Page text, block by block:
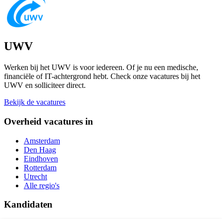
UWV
Werken bij het UWV is voor iedereen. Of je nu een medische,
financiële of IT-achtergrond hebt. Check onze vacatures bij het
UWV en solliciteer direct.
Bekijk de vacatures
Overheid vacatures in
Amsterdam
Den Haag
Eindhoven
Rotterdam
Utrecht
Alle regio's
Kandidaten